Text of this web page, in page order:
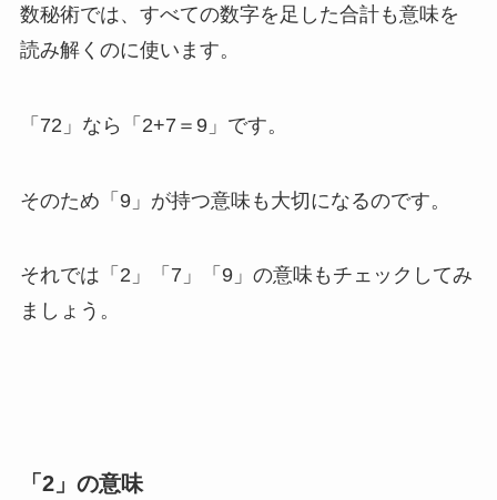
数秘術では、すべての数字を足した合計も意味を
読み解くのに使います。
「72」なら「2+7＝9」です。
そのため「9」が持つ意味も大切になるのです。
それでは「2」「7」「9」の意味もチェックしてみ
ましょう。
「2」の意味